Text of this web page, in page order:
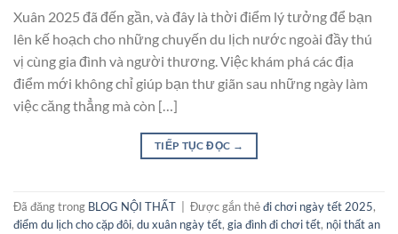
Xuân 2025 đã đến gần, và đây là thời điểm lý tưởng để bạn
lên kế hoạch cho những chuyến du lịch nước ngoài đầy thú
vị cùng gia đình và người thương. Việc khám phá các địa
điểm mới không chỉ giúp bạn thư giãn sau những ngày làm
việc căng thẳng mà còn […]
TIẾP TỤC ĐỌC →
Đã đăng trong BLOG NỘI THẤT Được gắn thẻđi chơi ngày tết 2025,
điểm du lịch cho cặp đôi, du xuân ngày tết, gia đình đi chơi tết, nội thất an